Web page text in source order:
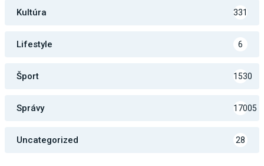
Kultúra 331
Lifestyle 6
Šport 1530
Správy 17005
Uncategorized 28